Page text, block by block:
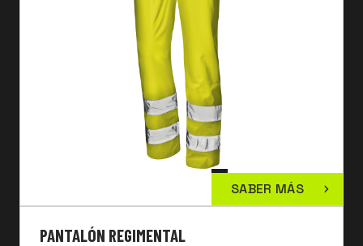
SABER MÁS
PANTALÓN REGIMENTAL